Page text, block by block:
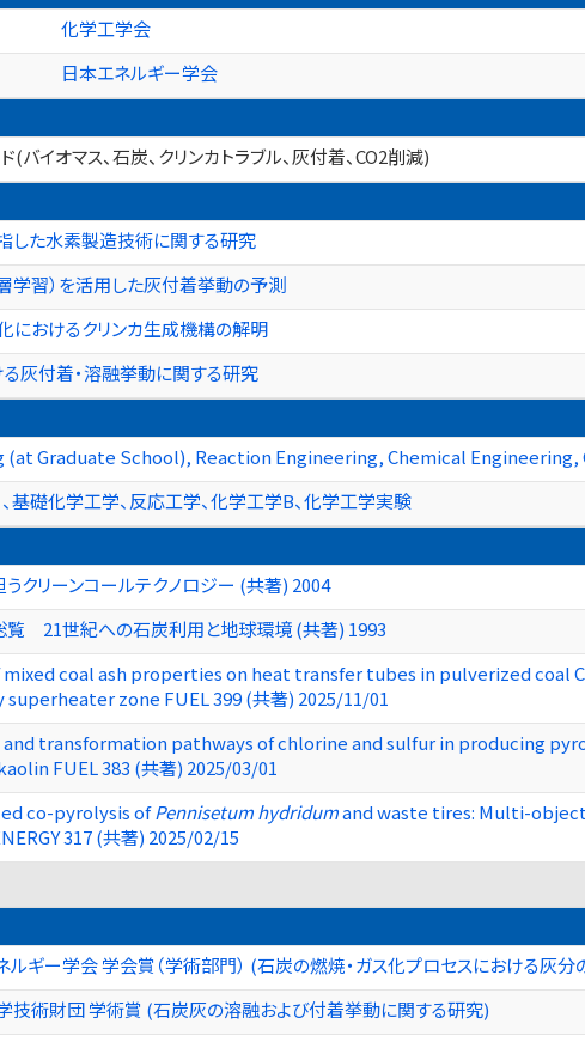
化学工学会
日本エネルギー学会
イオマス、石炭、クリンカトラブル、灰付着、CO2削減)
した水素製造技術に関する研究
学習）を活用した灰付着挙動の予測
におけるクリンカ生成機構の解明
灰付着・溶融挙動に関する研究
(at Graduate School), Reaction Engineering, Chemical
基礎化学工学、反応工学、化学工学B、化学工学実験
クリーンコールテクノロジー (共著) 2004
覧 21世紀への石炭利用と地球環境 (共著) 1993
coal ash properties on heat transfer tubes in pulverized coal
superheater zone FUEL 399 (共著) 2025/11/01
transformation pathways of chlorine and sulfur in producing
FUEL 383 (共著) 2025/03/01
co-pyrolysis ofPennisetumhydridumand waste tires: Multi-
317 (共著) 2025/02/15
ルギー学会 学会賞（学術部門） (石炭の燃焼・ガス化プロセスにおける
技術財団 学術賞 (石炭灰の溶融および付着挙動に関する研究)